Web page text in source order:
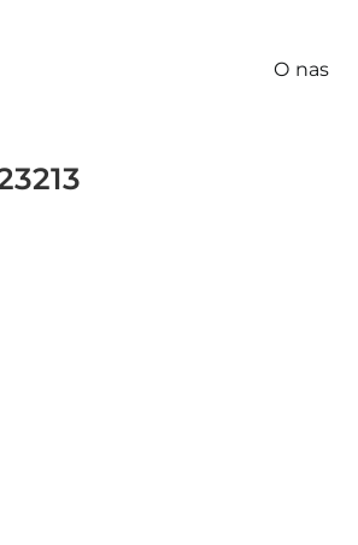
O nas